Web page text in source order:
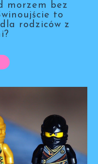
morzem bez
to
rodziców z